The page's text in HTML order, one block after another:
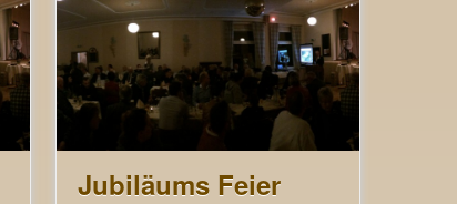
Jubiläums Feier